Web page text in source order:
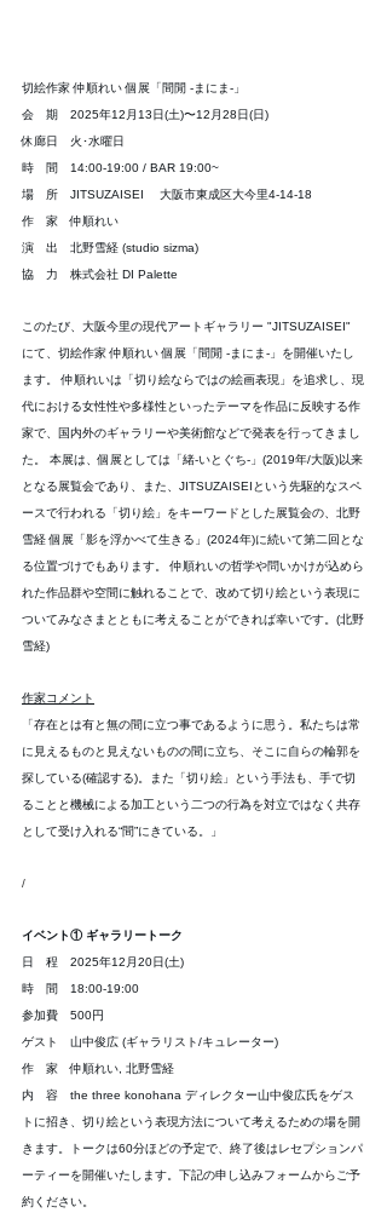
切絵作家 仲順れい 個展「間閒 -まにま-」
会　期　2025年12月13日(土)〜12月28日(日)
休廊日　火･水曜日
時　間　14:00-19:00 / BAR 19:00~
場　所　JITSUZAISEI 　大阪市東成区大今里4-14-18
作　家　仲順れい
演　出　北野雪経 (studio sizma)
協　力　株式会社 DI Palette
このたび、大阪今里の現代アートギャラリー "JITSUZAISEI"
にて、切絵作家 仲順れい 個展「間閒 -まにま-」を開催いたし
ます。 仲順れいは「切り絵ならではの絵画表現」を追求し、現
代における女性性や多様性といったテーマを作品に反映する作
家で、国内外のギャラリーや美術館などで発表を行ってきまし
た。 本展は、個展としては「緒-いとぐち-」(2019年/大阪)以来
となる展覧会であり、また、JITSUZAISEIという先駆的なスペ
ースで行われる「切り絵」をキーワードとした展覧会の、北野
雪経 個展「影を浮かべて生きる」(2024年)に続いて第二回とな
る位置づけでもあります。 仲順れいの哲学や問いかけが込めら
れた作品群や空間に触れることで、改めて切り絵という表現に
ついてみなさまとともに考えることができれば幸いです。(北野
雪経)
作家コメント
「存在とは有と無の間に立つ事であるように思う。私たちは常
に見えるものと見えないものの間に立ち、そこに自らの輪郭を
探している(確認する)。また「切り絵」という手法も、手で切
ることと機械による加工という二つの行為を対立ではなく共存
として受け入れる“間”にきている。」
/
イベント① ギャラリートーク
日　程　2025年12月20日(土)
時　間　18:00-19:00
参加費　500円
ゲスト　山中俊広 (ギャラリスト/キュレーター)
作　家　仲順れい, 北野雪経
内　容　the three konohana ディレクター山中俊広氏をゲス
トに招き、切り絵という表現方法について考えるための場を開
きます。トークは60分ほどの予定で、終了後はレセプションパ
ーティーを開催いたします。下記の申し込みフォームからご予
約ください。